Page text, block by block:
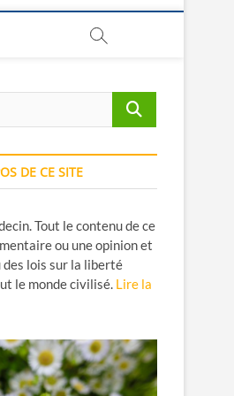
Rechercher
DE CE SITE
Tout le contenu de ce
ou une opinion et
lois sur la liberté
le monde civilisé. Lire la